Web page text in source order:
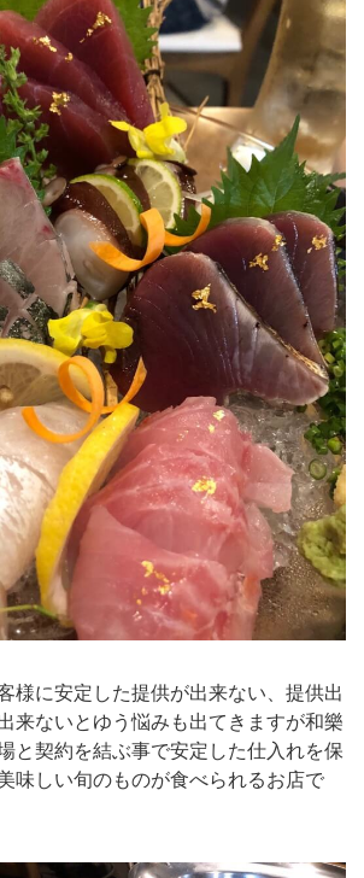
様に安定した提供が出来ない、提供出
来ないとゆう悩みも出てきますが和樂
と契約を結ぶ事で安定した仕入れを保
味しい旬のものが食べられるお店で